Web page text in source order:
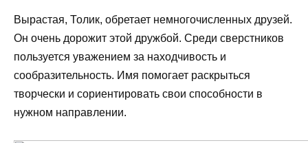
Вырастая, Толик, обретает немногочисленных друзей.
Он очень дорожит этой дружбой. Среди сверстников
пользуется уважением за находчивость и
сообразительность. Имя помогает раскрыться
творчески и сориентировать свои способности в
нужном направлении.